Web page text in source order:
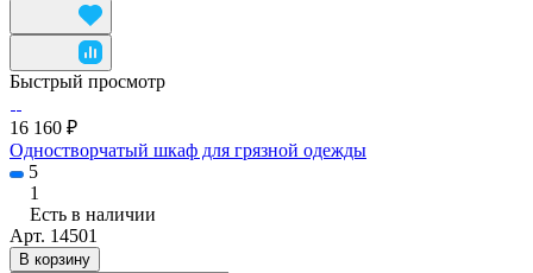
Быстрый просмотр
16 160 ₽
Одностворчатый шкаф для грязной одежды
5
1
Есть в наличии
Арт. 14501
В корзину